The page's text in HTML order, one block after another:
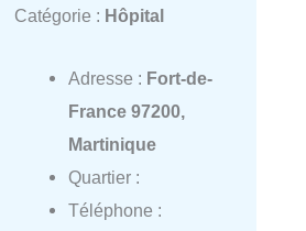
Catégorie : Hôpital
Adresse : Fort-de-
France 97200,
Martinique
Quartier :
Téléphone :